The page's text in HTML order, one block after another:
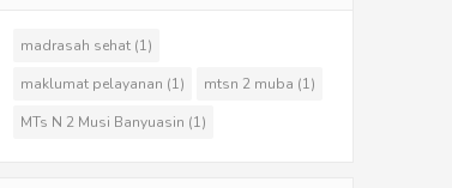
madrasah sehat (1)
maklumat pelayanan (1) mtsn 2 muba (1)
MTs N 2 Musi Banyuasin (1)